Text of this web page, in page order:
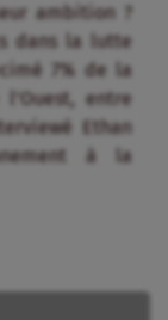
ambition ?
dans la lutte
7% de la
entre
Ethan
à la